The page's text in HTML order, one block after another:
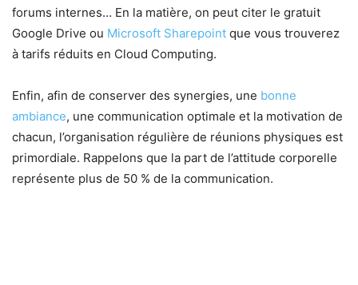
forums internes… En la matière, on peut citer le gratuit
Google Drive ou Microsoft Sharepoint que vous trouverez
à tarifs réduits en Cloud Computing.
Enfin, afin de conserver des synergies, une bonne
ambiance, une communication optimale et la motivation de
chacun, l’organisation régulière de réunions physiques est
primordiale. Rappelons que la part de l’attitude corporelle
représente plus de 50 % de la communication.